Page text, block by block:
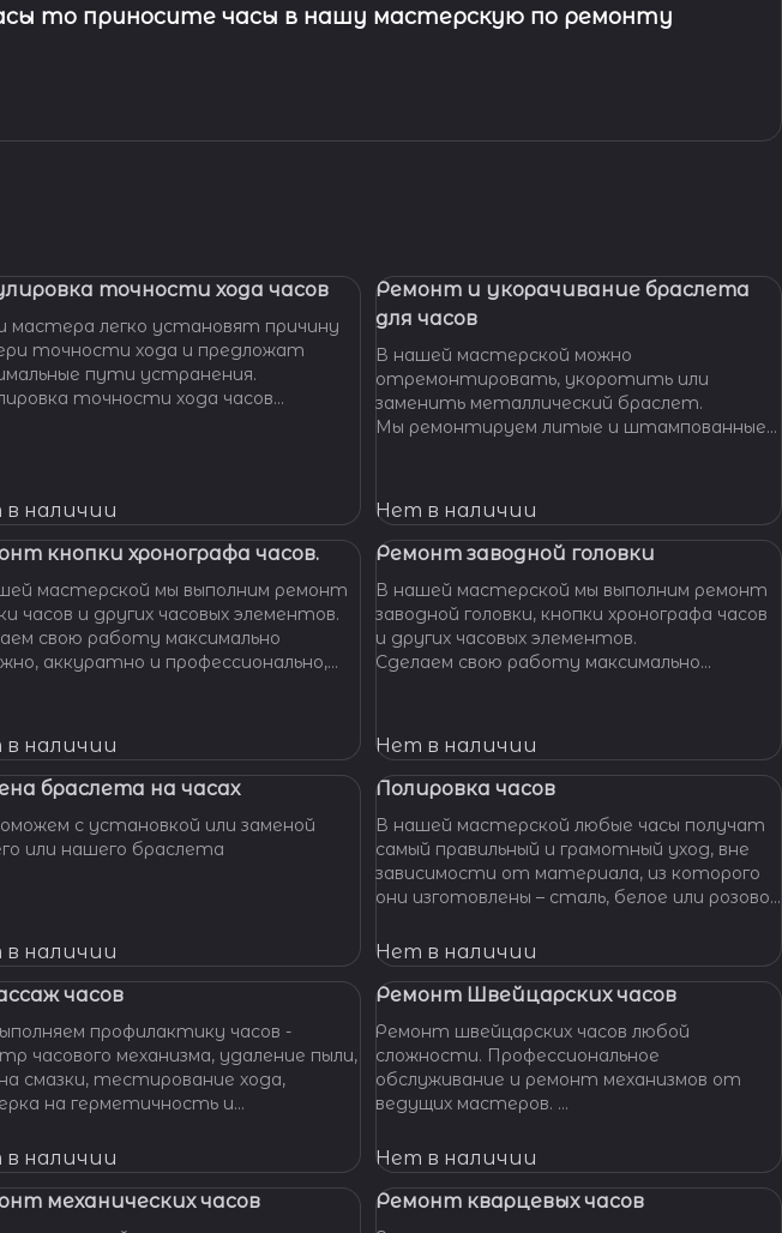
то приносите часы в нашу мастерскую по ремонту
точности хода часов
мастера легко установят причину
точности хода и предложат
пути устранения.
точности хода часов
наличии
Ремонт и укорачивание браслета
для часов
В нашей мастерской можно
отремонтировать, укоротить или
заменить металлический браслет.
Мы ремонтируем литые и штампованные
освежаем их внешний вид,
Нет в наличии
кнопки хронографа часов.
мастерской мы выполним ремонт
часов и других часовых элементов.
свою работу максимально
аккуратно и профессионально,
наличии
Ремонт заводной головки
В нашей мастерской мы выполним ремонт
заводной головки, кнопки хронографа часов
и других часовых элементов.
Сделаем свою работу максимально
Нет в наличии
браслета на часах
с установкой или заменой
или нашего браслета
наличии
Полировка часов
В нашей мастерской любые часы получат
самый правильный и грамотный уход, вне
зависимости от материала, из которого
они изготовлены – сталь, белое или розовое
специалисты отполируют практически
любой материал.
Нет в наличии
часов
профилактику часов -
механизма, удаление пыли,
смазки, тестирование хода,
на герметичность и
наличии
Ремонт Швейцарских часов
Ремонт швейцарских часов любой
сложности. Профессиональное
обслуживание и ремонт механизмов от
ведущих мастеров.
запчасти, индивидуальный подход. Вашим
часам - Швейцарская точность и
надежность!
Нет в наличии
механических часов Ремонт кварцевых часов